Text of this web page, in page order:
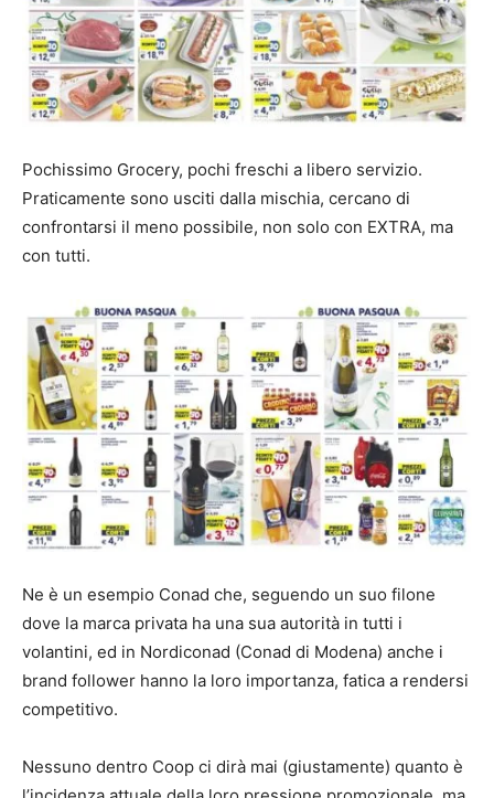
Pochissimo Grocery, pochi freschi a libero servizio.
Praticamente sono usciti dalla mischia, cercano di
confrontarsi il meno possibile, non solo con EXTRA, ma
con tutti.
Ne è un esempio Conad che, seguendo un suo filone
dove la marca privata ha una sua autorità in tutti i
volantini, ed in Nordiconad (Conad di Modena) anche i
brand follower hanno la loro importanza, fatica a rendersi
competitivo.
Nessuno dentro Coop ci dirà mai (giustamente) quanto è